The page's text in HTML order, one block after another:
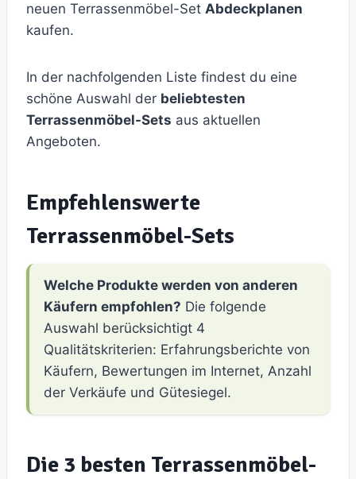
neuen Terrassenmöbel-Set Abdeckplanen
kaufen.
In der nachfolgenden Liste findest du eine
schöne Auswahl der beliebtesten
Terrassenmöbel-Sets aus aktuellen
Angeboten.
Empfehlenswerte
Terrassenmöbel-Sets
Welche Produkte werden von anderen
Käufern empfohlen? Die folgende
Auswahl berücksichtigt 4
Qualitätskriterien: Erfahrungsberichte von
Käufern, Bewertungen im Internet, Anzahl
der Verkäufe und Gütesiegel.
Die 3 besten Terrassenmöbel-